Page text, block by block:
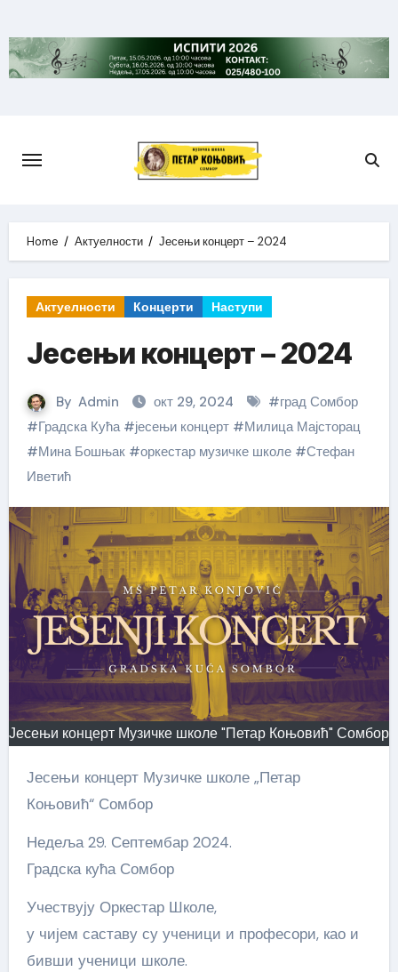
to
content
Home Актуелности Јесењи концерт – 2024
Актуелности Концерти Наступи
Јесењи концерт – 2024
By Admin окт 29, 2024 #град Сомбор
#Градска Кућа#јесењи концерт#Милица Мајсторац
#Мина Бошњак#оркестар музичке школе#Стефан
Иветић
Јесењи концерт Музичке школе "Петар Коњовић" Сомбор
Јесењи концерт Музичке школе „Петар
Коњовић“ Сомбор
Недеља 29. Септембар 2024.
Градска кућа Сомбор
Учествују Оркестар Школе,
у чијем саставу су ученици и професори, као и
бивши ученици школе.